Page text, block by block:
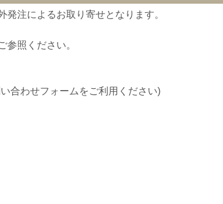
注によるお取り寄せとなります。
参照ください。
合わせフォームをご利用ください)